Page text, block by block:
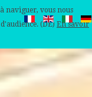
naviguer, vous nous
(DE) En savoir